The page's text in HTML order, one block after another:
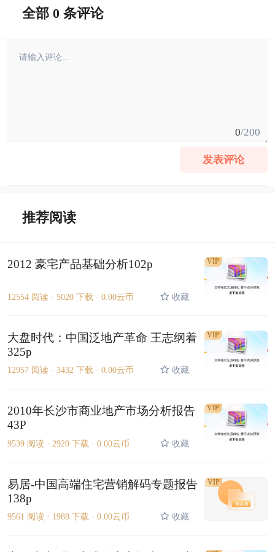
全部 0 条评论
0/200
发表评论
推荐阅读
2012 豪宅产品基础分析102p
12554 阅读 · 5020 下载 · 0.00云币 收藏
VIP
大盘时代：中国泛地产革命 王志纲着
325p
12957 阅读 · 3432 下载 · 0.00云币 收藏
VIP
2010年长沙市商业地产市场分析报告
43P
9539 阅读 · 2920 下载 · 0.00云币 收藏
VIP
易居-中国高端住宅营销解码专题报告
138p
9561 阅读 · 1988 下载 · 0.00云币 收藏
VIP